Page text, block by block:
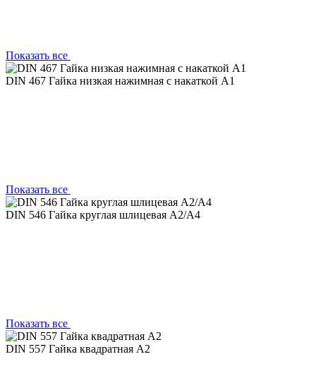
Показать все
DIN 467 Гайка низкая нажимная с накаткой A1
Показать все
DIN 546 Гайка круглая шлицевая А2/А4
Показать все
DIN 557 Гайка квадратная А2